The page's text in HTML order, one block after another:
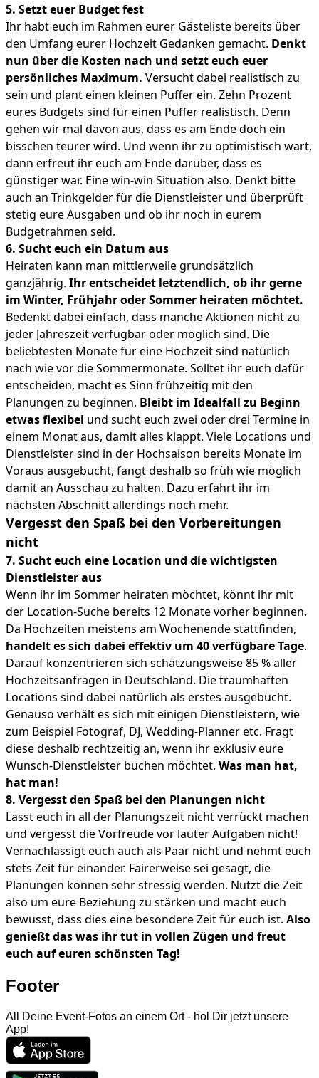
5. Setzt euer Budget fest
Ihr habt euch im Rahmen eurer Gästeliste bereits über
den Umfang eurer Hochzeit Gedanken gemacht. Denkt
nun über die Kosten nach und setzt euch euer
persönliches Maximum. Versucht dabei realistisch zu
sein und plant einen kleinen Puffer ein. Zehn Prozent
eures Budgets sind für einen Puffer realistisch. Denn
gehen wir mal davon aus, dass es am Ende doch ein
bisschen teurer wird. Und wenn ihr zu optimistisch wart,
dann erfreut ihr euch am Ende darüber, dass es
günstiger war. Eine win-win Situation also. Denkt bitte
auch an Trinkgelder für die Dienstleister und überprüft
stetig eure Ausgaben und ob ihr noch in eurem
Budgetrahmen seid.
6. Sucht euch ein Datum aus
Heiraten kann man mittlerweile grundsätzlich
ganzjährig. Ihr entscheidet letztendlich, ob ihr gerne
im Winter, Frühjahr oder Sommer heiraten möchtet.
Bedenkt dabei einfach, dass manche Aktionen nicht zu
jeder Jahreszeit verfügbar oder möglich sind. Die
beliebtesten Monate für eine Hochzeit sind natürlich
nach wie vor die Sommermonate. Solltet ihr euch dafür
entscheiden, macht es Sinn frühzeitig mit den
Planungen zu beginnen. Bleibt im Idealfall zu Beginn
etwas flexibel und sucht euch zwei oder drei Termine in
einem Monat aus, damit alles klappt. Viele Locations und
Dienstleister sind in der Hochsaison bereits Monate im
Voraus ausgebucht, fangt deshalb so früh wie möglich
damit an Ausschau zu halten. Dazu erfahrt ihr im
nächsten Abschnitt allerdings noch mehr.
Vergesst den Spaß bei den Vorbereitungen
nicht
7. Sucht euch eine Location und die wichtigsten
Dienstleister aus
Wenn ihr im Sommer heiraten möchtet, könnt ihr mit
der Location-Suche bereits 12 Monate vorher beginnen.
Da Hochzeiten meistens am Wochenende stattfinden,
handelt es sich dabei effektiv um 40 verfügbare Tage.
Darauf konzentrieren sich schätzungsweise 85 % aller
Hochzeitsanfragen in Deutschland. Die traumhaften
Locations sind dabei natürlich als erstes ausgebucht.
Genauso verhält es sich mit einigen Dienstleistern, wie
zum Beispiel Fotograf, DJ, Wedding-Planner etc. Fragt
diese deshalb rechtzeitig an, wenn ihr exklusiv eure
Wunsch-Dienstleister buchen möchtet. Was man hat,
hat man!
8. Vergesst den Spaß bei den Planungen nicht
Lasst euch in all der Planungszeit nicht verrückt machen
und vergesst die Vorfreude vor lauter Aufgaben nicht!
Vernachlässigt euch auch als Paar nicht und nehmt euch
stets Zeit für einander. Fairerweise sei gesagt, die
Planungen können sehr stressig werden. Nutzt die Zeit
also um eure Beziehung zu stärken und macht euch
bewusst, dass dies eine besondere Zeit für euch ist. Also
genießt das was ihr tut in vollen Zügen und freut
euch auf euren schönsten Tag!
Footer
All Deine Event-Fotos an einem Ort - hol Dir jetzt unsere
App!